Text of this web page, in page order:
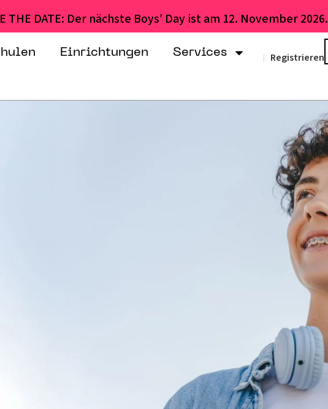
THE DATE: Der nächste Boys’ Day ist am 12. November 2026.
Einrichtungen Services | Registrieren